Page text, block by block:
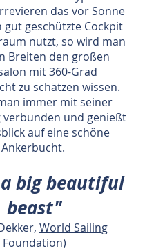
das vor Sonne
gut geschützte Cockpit
nutzt, so wird man
Breiten den großen
mit 360-Grad
zu schätzen wissen.
immer mit seiner
verbunden und genießt
auf eine schöne
Ankerbucht.
big beautiful
beast"
World Sailing
Foundation)